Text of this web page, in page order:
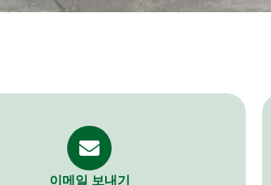
이메일 보내기